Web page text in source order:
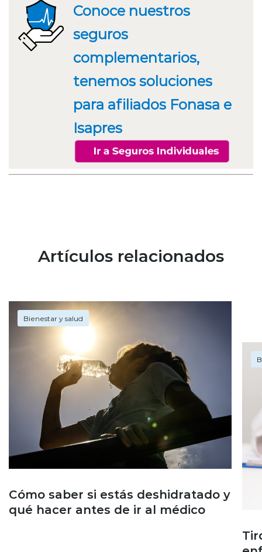
Conoce nuestros
seguros
complementarios,
tenemos soluciones
para afiliados Fonasa e
Isapres
Artículos relacionados
Bienestar y salud
Cómo saber si estás deshidratado y
qué hacer antes de ir al médico